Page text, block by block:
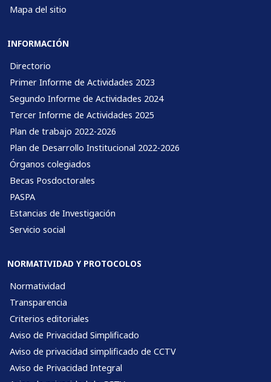
Mapa del sitio
INFORMACIÓN
Directorio
Primer Informe de Actividades 2023
Segundo Informe de Actividades 2024
Tercer Informe de Actividades 2025
Plan de trabajo 2022-2026
Plan de Desarrollo Institucional 2022-2026
Órganos colegiados
Becas Posdoctorales
PASPA
Estancias de Investigación
Servicio social
NORMATIVIDAD Y PROTOCOLOS
Normatividad
Transparencia
Criterios editoriales
Aviso de Privacidad Simplificado
Aviso de privacidad simplificado de CCTV
Aviso de Privacidad Integral